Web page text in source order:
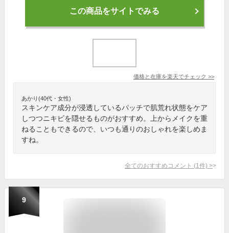
この商品をサイトでみる
価格と在庫を楽天でチェック >>
あかり(40代・女性)
スキンケア成分が浸透しているパッチで肌荒れ状態をケア
しつつニキビを隠せるものがおすすめ。上からメイクを重
ねることもできるので、いつも通りのおしゃれを楽しめま
すね。
全てのおすすめコメント (1 件) >
9